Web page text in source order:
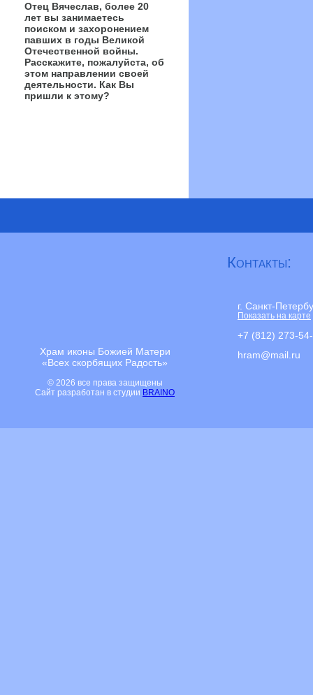
Отец Вячеслав, более 20
лет вы занимаетесь
поиском и захоронением
павших в годы Великой
Отечественной войны.
Расскажите, пожалуйста, об
этом направлении своей
деятельности. Как Вы
пришли к этому?
Храм иконы Божией Матери
«Всех скорбящих Радость»
© 2026 все права защищены
Сайт разработан в студии BRAINO
Контакты:
г. Санкт-
Показать на карте
+7 (812) 273-
hram@mail.ru